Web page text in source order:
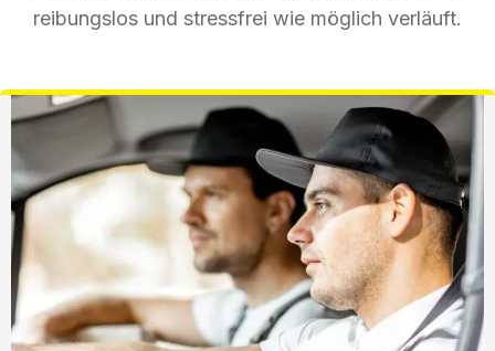
reibungslos und stressfrei wie möglich verläuft.